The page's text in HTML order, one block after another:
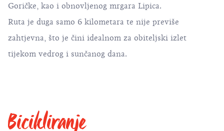
Goričke, kao i obnovljenog mrgara Lipica.
Ruta je duga samo 6 kilometara te nije previše
zahtjevna, što je čini idealnom za obiteljski izlet
tijekom vedrog i sunčanog dana.
Bicikliranje